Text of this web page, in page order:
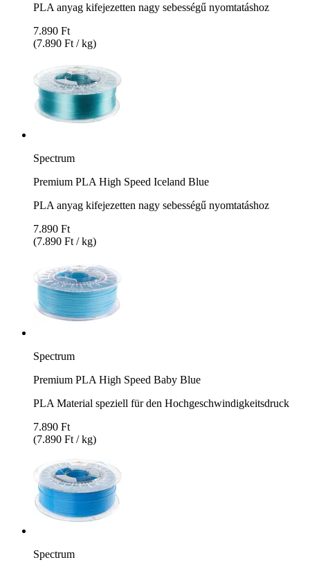
PLA anyag kifejezetten nagy sebességű nyomtatáshoz
7.890 Ft
(7.890 Ft / kg)
Spectrum
Premium PLA High Speed Iceland Blue
PLA anyag kifejezetten nagy sebességű nyomtatáshoz
7.890 Ft
(7.890 Ft / kg)
Spectrum
Premium PLA High Speed Baby Blue
PLA Material speziell für den Hochgeschwindigkeitsdruck
7.890 Ft
(7.890 Ft / kg)
Spectrum